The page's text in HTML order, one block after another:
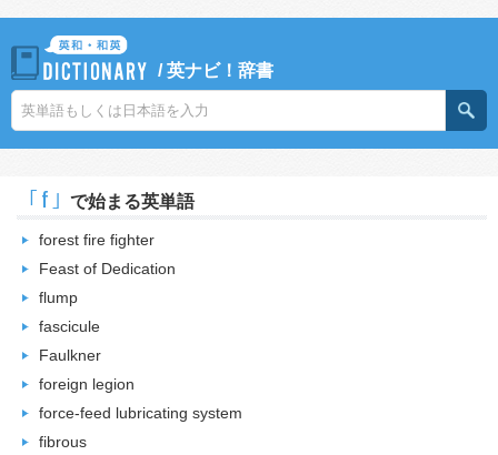
/英ナビ！辞書
｢f｣ で始まる英単語
forest fire fighter
Feast of Dedication
flump
fascicule
Faulkner
foreign legion
force-feed lubricating system
fibrous